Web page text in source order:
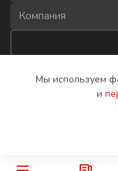
рассылки
2008−2026 © IP-
Политика
Мы используем
и